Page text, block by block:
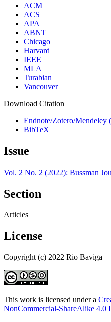
ACM
ACS
APA
ABNT
Chicago
Harvard
IEEE
MLA
Turabian
Vancouver
Download Citation
Endnote/Zotero/Mendeley
BibTeX
Issue
Vol. 2 No. 2 (2022): Bussman
Section
Articles
License
Copyright (c) 2022 Rio Baviga
This work is licensed under a
NonCommercial-ShareAlike 4.0